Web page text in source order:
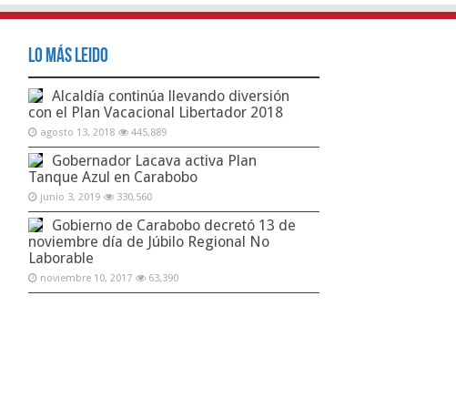
Lo Más Leido
Alcaldía continúa llevando diversión
con el Plan Vacacional Libertador 2018
agosto 13, 2018 445,889
Gobernador Lacava activa Plan
Tanque Azul en Carabobo
junio 3, 2019 330,560
Gobierno de Carabobo decretó 13 de
noviembre día de Júbilo Regional No
Laborable
noviembre 10, 2017 63,390